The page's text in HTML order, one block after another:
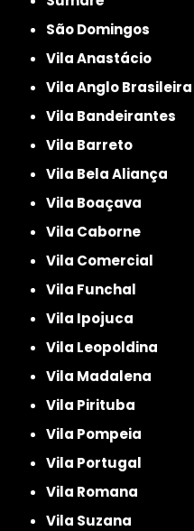
São Domingos
Vila Anastácio
Vila Anglo Brasileira
Vila Bandeirantes
Vila Barreto
Vila Bela Aliança
Vila Boaçava
Vila Caborne
Vila Comercial
Vila Funchal
Vila Ipojuca
Vila Leopoldina
Vila Madalena
Vila Pirituba
Vila Pompeia
Vila Portugal
Vila Romana
Vila Suzana